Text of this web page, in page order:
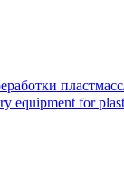
equipment for